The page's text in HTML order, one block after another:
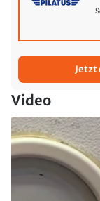
Jetzt
Video